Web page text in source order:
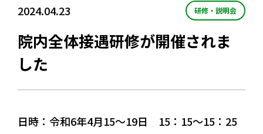
入院・入所について
お知らせ
交通アクセス
2024.04.23 研修・説明会
院内全体接遇研修が開催されま
した
日時：令和6年4月15～19日 15：15～15：25